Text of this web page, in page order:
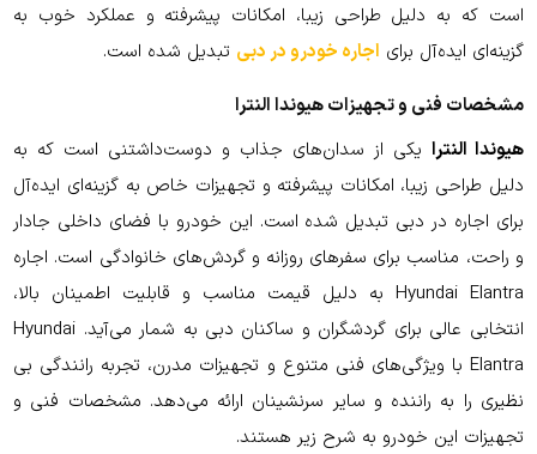
است که به دلیل طراحی زیبا، امکانات پیشرفته و عملکرد خوب به
گزینه‌ای ایده‌آل برای اجاره خودرو در دبی تبدیل شده است.
مشخصات فنی و تجهیزات هیوندا النترا
هیوندا النترا یکی از سدان‌های جذاب و دوست‌داشتنی است که به
دلیل طراحی زیبا، امکانات پیشرفته و تجهیزات خاص به گزینه‌ای ایده‌آل
برای اجاره در دبی تبدیل شده است. این خودرو با فضای داخلی جادار
و راحت، مناسب برای سفرهای روزانه و گردش‌های خانوادگی است. اجاره
Hyundai Elantra به دلیل قیمت مناسب و قابلیت اطمینان بالا،
انتخابی عالی برای گردشگران و ساکنان دبی به شمار می‌آید. Hyundai
Elantra با ویژگی‌های فنی متنوع و تجهیزات مدرن، تجربه رانندگی بی
نظیری را به راننده و سایر سرنشینان ارائه می‌دهد. مشخصات فنی و
تجهیزات این خودرو به شرح زیر هستند.